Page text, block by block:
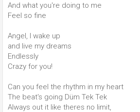
And what you're doing to me
Feel so fine
Angel, I wake up
and live my dreams
Endlessly
Crazy for you!
Can you feel the rhythm in my heart
The beat's going Düm Tek Tek
Always out it like theres no limit,